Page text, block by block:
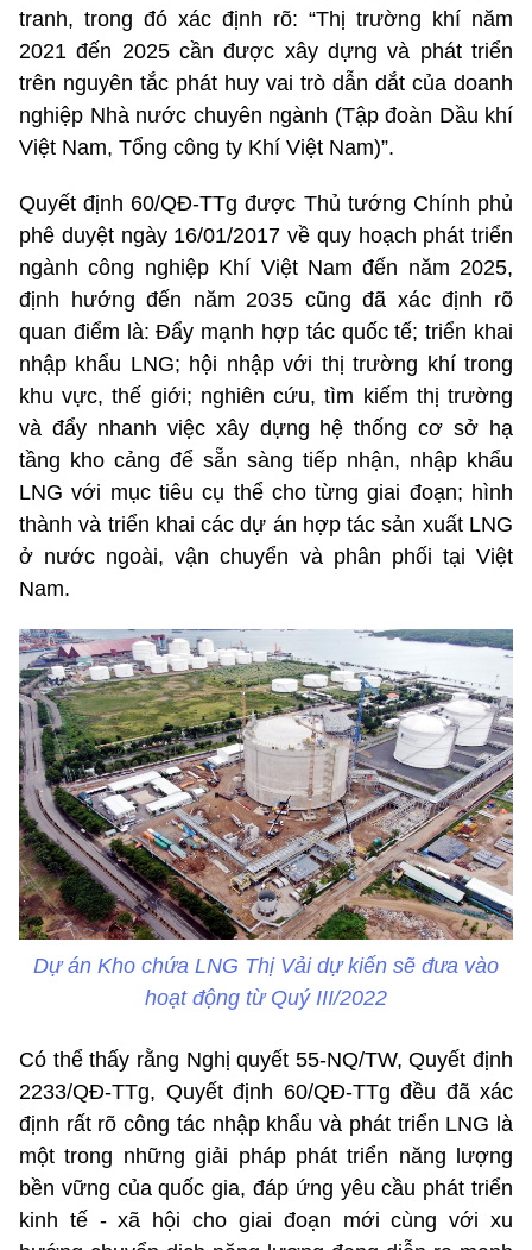
tranh, trong đó xác định rõ: “Thị trường khí năm
2021 đến 2025 cần được xây dựng và phát triển
trên nguyên tắc phát huy vai trò dẫn dắt của doanh
nghiệp Nhà nước chuyên ngành (Tập đoàn Dầu khí
Việt Nam, Tổng công ty Khí Việt Nam)”.
Quyết định 60/QĐ-TTg được Thủ tướng Chính phủ
phê duyệt ngày 16/01/2017 về quy hoạch phát triển
ngành công nghiệp Khí Việt Nam đến năm 2025,
định hướng đến năm 2035 cũng đã xác định rõ
quan điểm là: Đẩy mạnh hợp tác quốc tế; triển khai
nhập khẩu LNG; hội nhập với thị trường khí trong
khu vực, thế giới; nghiên cứu, tìm kiếm thị trường
và đẩy nhanh việc xây dựng hệ thống cơ sở hạ
tầng kho cảng để sẵn sàng tiếp nhận, nhập khẩu
LNG với mục tiêu cụ thể cho từng giai đoạn; hình
thành và triển khai các dự án hợp tác sản xuất LNG
ở nước ngoài, vận chuyển và phân phối tại Việt
Nam.
Dự án Kho chứa LNG Thị Vải dự kiến sẽ đưa vào
hoạt động từ Quý III/2022
Có thể thấy rằng Nghị quyết 55-NQ/TW, Quyết định
2233/QĐ-TTg, Quyết định 60/QĐ-TTg đều đã xác
định rất rõ công tác nhập khẩu và phát triển LNG là
một trong những giải pháp phát triển năng lượng
bền vững của quốc gia, đáp ứng yêu cầu phát triển
kinh tế - xã hội cho giai đoạn mới cùng với xu